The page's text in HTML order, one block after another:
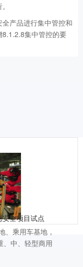
产品进行集中管控和
集中管控的要
全项目试点
、乘用车基地，
、中、轻型商用